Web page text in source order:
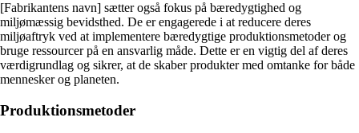
[Fabrikantens navn] sætter også fokus på bæredygtighed og
miljømæssig bevidsthed. De er engagerede i at reducere deres
miljøaftryk ved at implementere bæredygtige produktionsmetoder og
bruge ressourcer på en ansvarlig måde. Dette er en vigtig del af deres
værdigrundlag og sikrer, at de skaber produkter med omtanke for både
mennesker og planeten.
Produktionsmetoder